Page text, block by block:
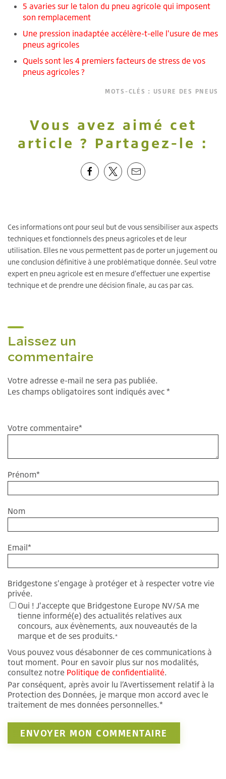
5 avaries sur le talon du pneu agricole qui imposent
son remplacement
Une pression inadaptée accélère-t-elle l'usure de mes
pneus agricoles
Quels sont les 4 premiers facteurs de stress de vos
pneus agricoles ?
MOTS-CLÉS : USURE DES PNEUS
Vous avez aimé cet
article ? Partagez-le :
Ces informations ont pour seul but de vous sensibiliser aux aspects
techniques et fonctionnels des pneus agricoles et de leur
utilisation. Elles ne vous permettent pas de porter un jugement ou
une conclusion définitive à une problématique donnée. Seul votre
expert en pneu agricole est en mesure d'effectuer une expertise
technique et de prendre une décision finale, au cas par cas.
Laissez un
commentaire
Votre adresse e-mail ne sera pas publiée.
Les champs obligatoires sont indiqués avec *
Votre commentaire*
Prénom*
Nom
Email*
Bridgestone s'engage à protéger et à respecter votre vie
privée.
Oui ! J'accepte que Bridgestone Europe NV/SA me
tienne informé(e) des actualités relatives aux
concours, aux évènements, aux nouveautés de la
marque et de ses produits.*
Vous pouvez vous désabonner de ces communications à
tout moment. Pour en savoir plus sur nos modalités,
consultez notre Politique de confidentialité.
Par conséquent, après avoir lu l’Avertissement relatif à la
Protection des Données, je marque mon accord avec le
traitement de mes données personnelles.*